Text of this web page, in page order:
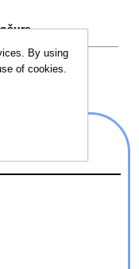
By using
of cookies.